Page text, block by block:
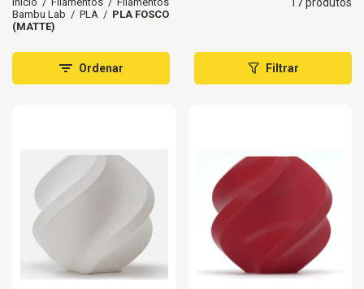
Bambu Lab / PLA / PLA FOSCO
(MATTE)
Ordenar Filtrar